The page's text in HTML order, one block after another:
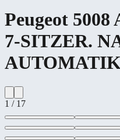
Peugeot 5008
7-​SITZER.
1 / 17